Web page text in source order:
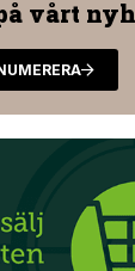
vårt